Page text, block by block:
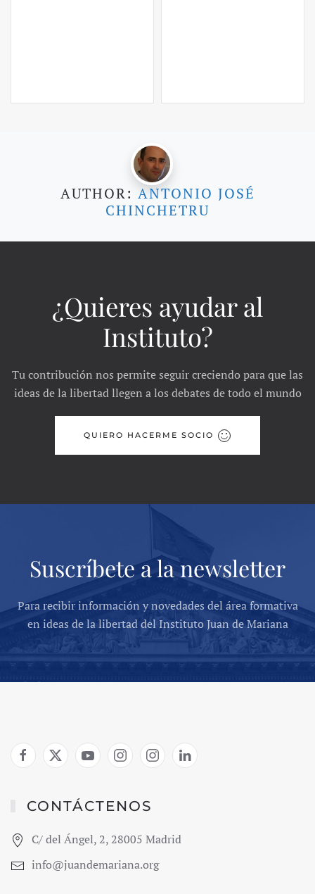
AUTHOR: ANTONIO JOSÉ
CHINCHETRU
¿Quieres ayudar al
Instituto?
Tu contribución nos permite seguir creciendo para que las
ideas de la libertad llegen a los debates de todo el mundo
QUIERO HACERME SOCIO
Suscríbete a la newsletter
Para recibir información y novedades del área formativa
en ideas de la libertad del Instituto Juan de Mariana
CONTÁCTENOS
C/ del Ángel, 2, 28005 Madrid
info@juandemariana.org